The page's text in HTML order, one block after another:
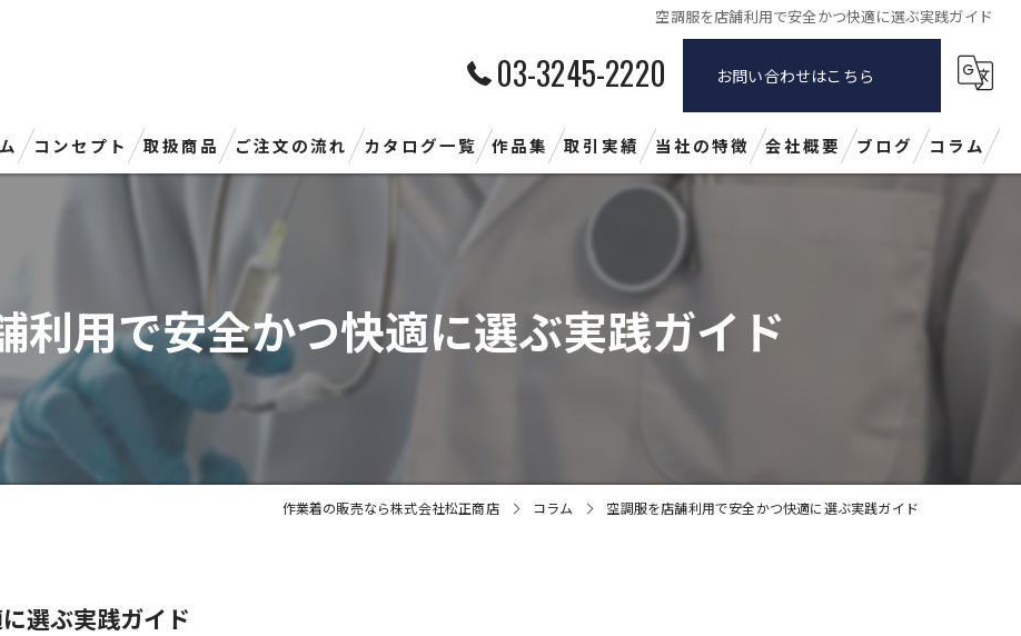
空調服を店舗利用で安全かつ快適に選ぶ実践ガイド
03-3245-2220 お問い合わせはこちら
コンセプト 取扱商品 ご注文の流れ カタログ一覧 作品集 取引実績 当社の特徴
メーカー
作業服
カタログ
会社概要 ブログ コラム
利用で安全かつ快適に選ぶ実践ガイド
作業着の販売なら株式会社松正商店 コラム 空調服を店舗利用で安全かつ快適に選ぶ実践ガイド
選ぶ実践ガイド